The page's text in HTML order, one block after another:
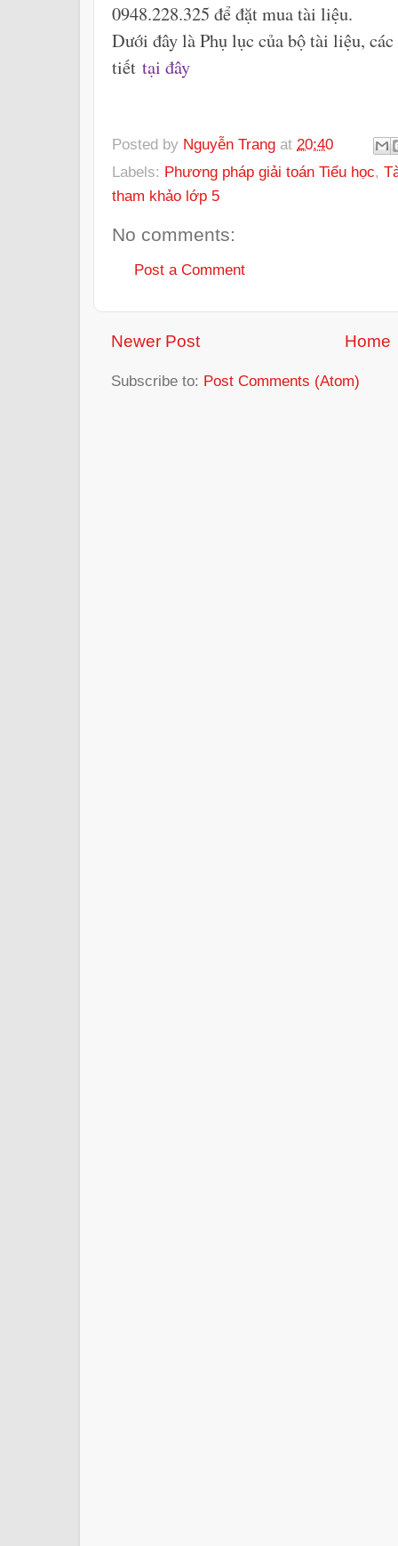
0948.228.325 để đặt mua tài liệu.
Dưới đây là Phụ lục của bộ tài liệu,
tiết tại đây
Posted by Nguyễn Trang at 20:40
Labels: Phương pháp giải toán Tiểu học,
tham khảo lớp 5
No comments:
Post a Comment
Newer Post Home
Subscribe to: Post Comments (Atom)